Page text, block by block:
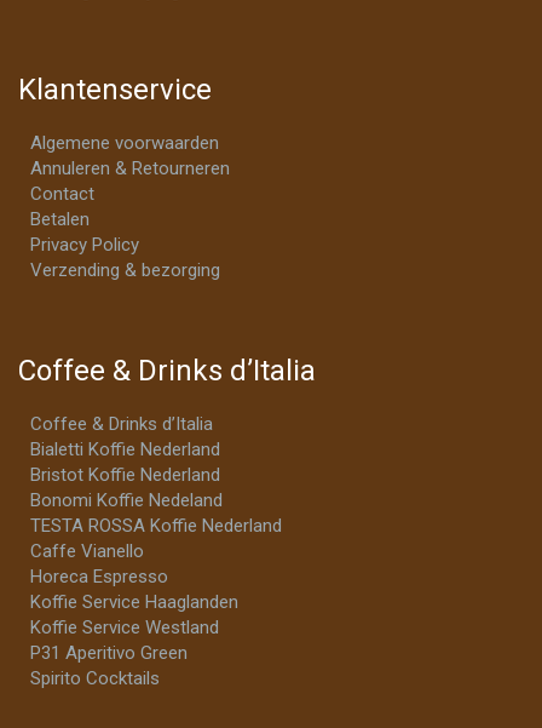
Klantenservice
Algemene voorwaarden
Annuleren & Retourneren
Contact
Betalen
Privacy Policy
Verzending & bezorging
Coffee & Drinks d’Italia
Coffee & Drinks d’Italia
Bialetti Koffie Nederland
Bristot Koffie Nederland
Bonomi Koffie Nedeland
TESTA ROSSA Koffie Nederland
Caffe Vianello
Horeca Espresso
Koffie Service Haaglanden
Koffie Service Westland
P31 Aperitivo Green
Spirito Cocktails